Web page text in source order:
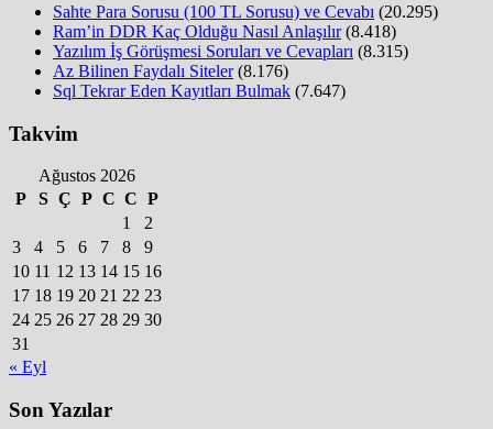
Sahte Para Sorusu (100 TL Sorusu) ve Cevabı (20.295)
Ram’in DDR Kaç Olduğu Nasıl Anlaşılır (8.418)
Yazılım İş Görüşmesi Soruları ve Cevapları (8.315)
Az Bilinen Faydalı Siteler (8.176)
Sql Tekrar Eden Kayıtları Bulmak (7.647)
Takvim
Ağustos 2026
P
S Ç P C C P
1
2
3
4 5 6 7 8
9
10 11 12 13 14 15 16
17 18 19 20 21 22 23
24 25 26 27 28 29 30
31
« Eyl
Son Yazılar